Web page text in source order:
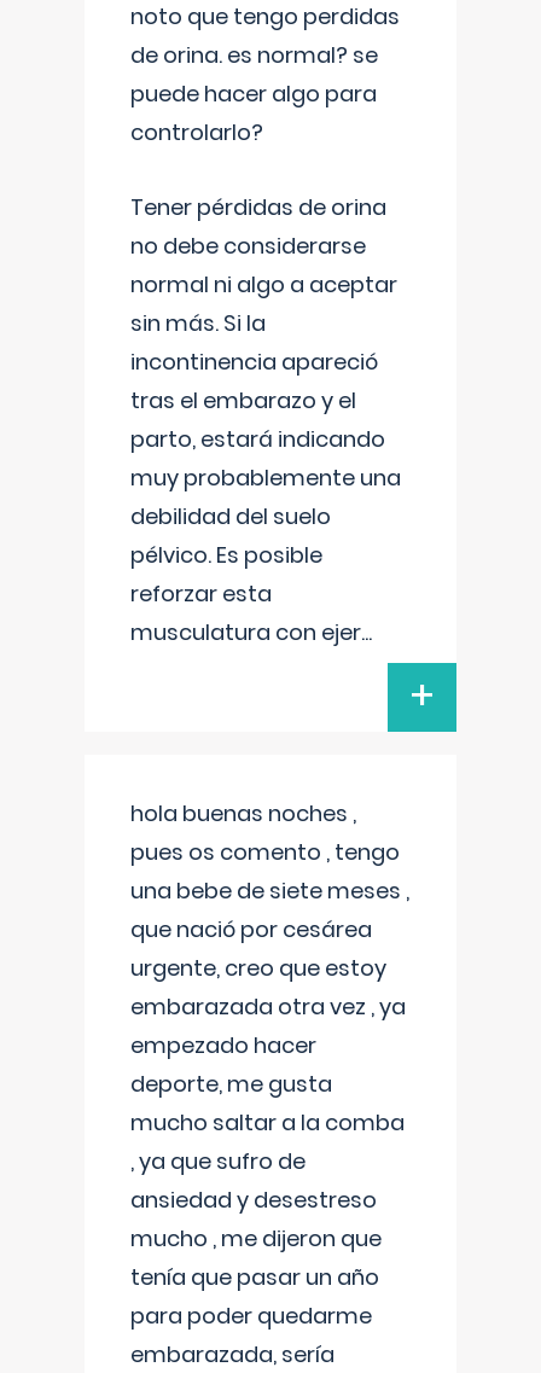
noto que tengo perdidas
de orina. es normal? se
puede hacer algo para
controlarlo?
Tener pérdidas de orina
no debe considerarse
normal ni algo a aceptar
sin más. Si la
incontinencia apareció
tras el embarazo y el
parto, estará indicando
muy probablemente una
debilidad del suelo
pélvico. Es posible
reforzar esta
musculatura con ejer...
+
hola buenas noches ,
pues os comento , tengo
una bebe de siete meses ,
que nació por cesárea
urgente, creo que estoy
embarazada otra vez , ya
empezado hacer
deporte, me gusta
mucho saltar a la comba
, ya que sufro de
ansiedad y desestreso
mucho , me dijeron que
tenía que pasar un año
para poder quedarme
embarazada, sería